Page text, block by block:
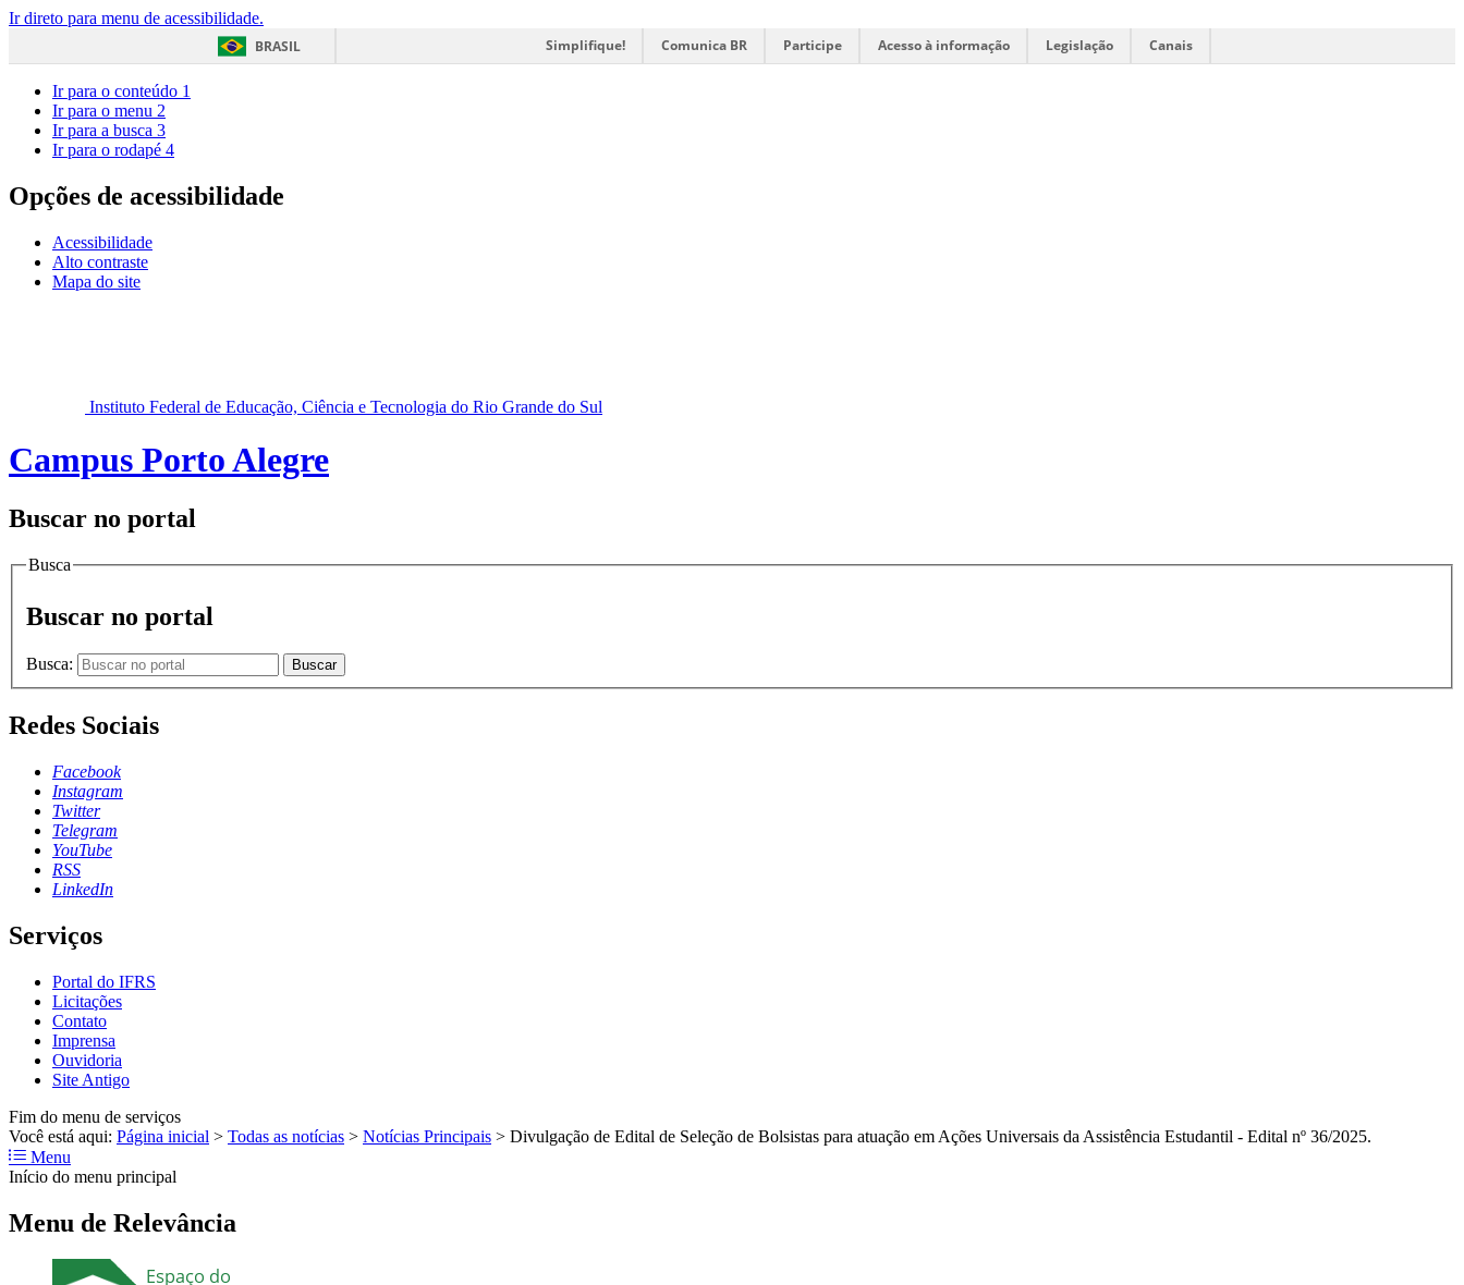
Ir direto para menu de acessibilidade.
BRASIL
Simplifique! Comunica BR Participe Acesso à informação Legislação Canais
Ir para o conteúdo 1
Ir para o menu 2
Ir para a busca 3
Ir para o rodapé 4
Opções de acessibilidade
Acessibilidade
Alto contraste
Mapa do site
Instituto Federal de Educação, Ciência e Tecnologia do Rio Grande do Sul
Campus Porto Alegre
Buscar no portal
Busca
Buscar no portal
Busca: Buscar
Redes Sociais
Facebook
Instagram
Twitter
Telegram
YouTube
RSS
LinkedIn
Serviços
Portal do IFRS
Licitações
Contato
Imprensa
Ouvidoria
Site Antigo
Fim do menu de serviços
Você está aqui: Página inicial > Todas as notícias > Notícias Principais > Divulgação de Edital de Seleção de Bolsistas para atuação em Ações Universais da Assistência Estudantil - Edital nº 36/2025.
Menu
Início do menu principal
Menu de Relevância